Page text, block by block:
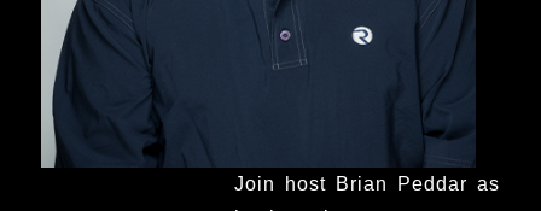
Join host Brian Peddar as